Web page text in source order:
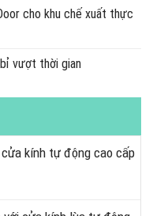
cho khu chế xuất thực
vượt thời gian
kính tự động cao cấp